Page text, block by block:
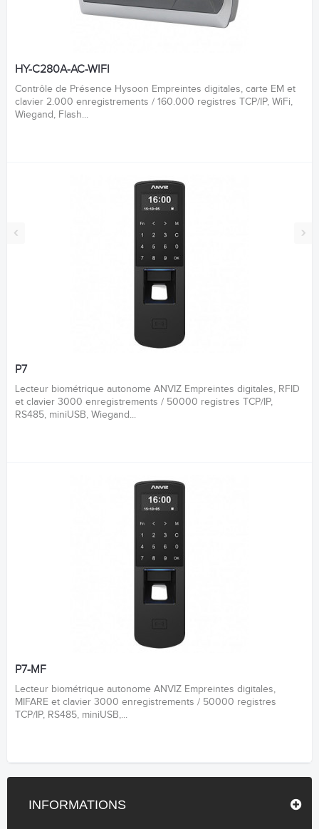
‹ ›
HY-C280A-AC-WIFI
Contrôle de Présence Hysoon Empreintes digitales, carte EM et
clavier 2.000 enregistrements / 160.000 registres TCP/IP, WiFi,
Wiegand, Flash...
P7
Lecteur biométrique autonome ANVIZ Empreintes digitales, RFID
et clavier 3000 enregistrements / 50000 registres TCP/IP,
RS485, miniUSB, Wiegand...
P7-MF
Lecteur biométrique autonome ANVIZ Empreintes digitales,
MIFARE et clavier 3000 enregistrements / 50000 registres
TCP/IP, RS485, miniUSB,...
INFORMATIONS